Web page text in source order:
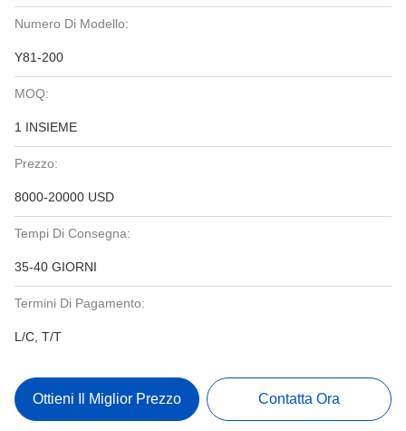
Numero Di Modello:
Y81-200
MOQ:
1 INSIEME
Prezzo:
8000-20000 USD
Tempi Di Consegna:
35-40 GIORNI
Termini Di Pagamento:
L/C, T/T
Ottieni Il Miglior Prezzo Contatta Ora